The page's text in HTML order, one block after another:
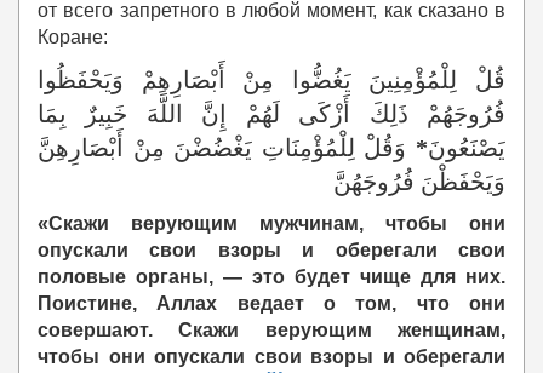
от всего запретного в любой момент, как сказано в
Коране:
قُلْ لِلْمُؤْمِنِينَ يَغُضُّوا مِنْ أَبْصَارِهِمْ وَيَحْفَظُوا
فُرُوجَهُمْ ذَلِكَ أَزْكَى لَهُمْ إِنَّ اللَّهَ خَبِيرٌ بِمَا
يَصْنَعُونَ* وَقُلْ لِلْمُؤْمِنَاتِ يَغْضُضْنَ مِنْ أَبْصَارِهِنَّ
وَيَحْفَظْنَ فُرُوجَهُنَّ
«Скажи верующим мужчинам, чтобы они
опускали свои взоры и оберегали свои
половые органы, — это будет чище для них.
Поистине, Аллах ведает о том, что они
совершают. Скажи верующим женщинам,
чтобы они опускали свои взоры и оберегали